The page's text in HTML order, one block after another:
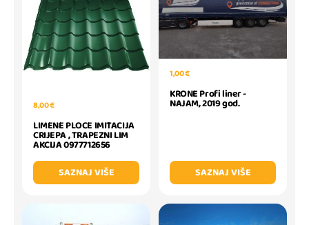
8,00 €
LIMENE PLOCE IMITACIJA
CRIJEPA , TRAPEZNI LIM
AKCIJA 0977712656
SAZNAJ VIŠE
1,00 €
KRONE Profi liner -
NAJAM, 2019 god.
SAZNAJ VIŠE